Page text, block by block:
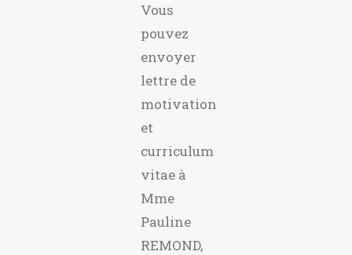
Vous
pouvez
envoyer
lettre de
motivation
et
curriculum
vitae à
Mme
Pauline
REMOND,